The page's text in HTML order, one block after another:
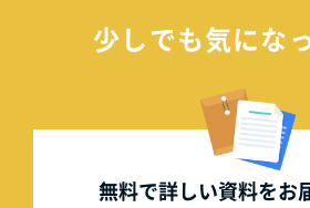
少しでも気にな
無料で詳しい資料をお